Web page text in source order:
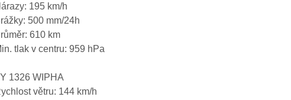
195 km/h
500 mm/24h
610 km
tlak v centru: 959 hPa
1326 WIPHA
větru: 144 km/h